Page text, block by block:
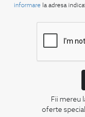
informare la adresa
Fii mereu
oferte